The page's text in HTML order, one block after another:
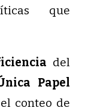
que
del
Papel
conteo de